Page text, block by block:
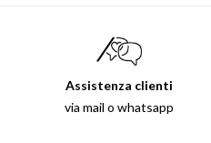
Assistenza clienti
via mail o whatsapp